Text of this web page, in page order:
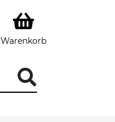
Warenkorb